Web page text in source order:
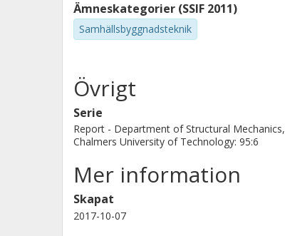
Ämneskategorier (SSIF 2011)
Samhällsbyggnadsteknik
Övrigt
Serie
Report - Department of Structural Mechanics,
Chalmers University of Technology: 95:6
Mer information
Skapat
2017-10-07